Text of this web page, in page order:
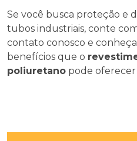
Se você busca proteção e
tubos industriais, conte
contato conosco e
benefícios que o
poliuretano pode oferecer